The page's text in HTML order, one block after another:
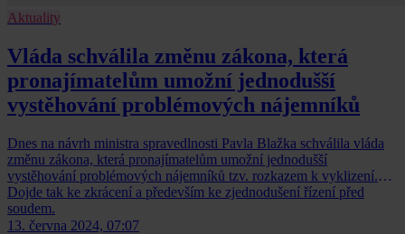
Aktuality
Vláda schválila změnu zákona, která
pronajímatelům umožní jednodušší
vystěhování problémových nájemníků
Dnes na návrh ministra spravedlnosti Pavla Blažka schválila vláda
změnu zákona, která pronajímatelům umožní jednodušší
vystěhování problémových nájemníků tzv. rozkazem k vyklizení.
Dojde tak ke zkrácení a především ke zjednodušení řízení před
soudem.
13. června 2024, 07:07